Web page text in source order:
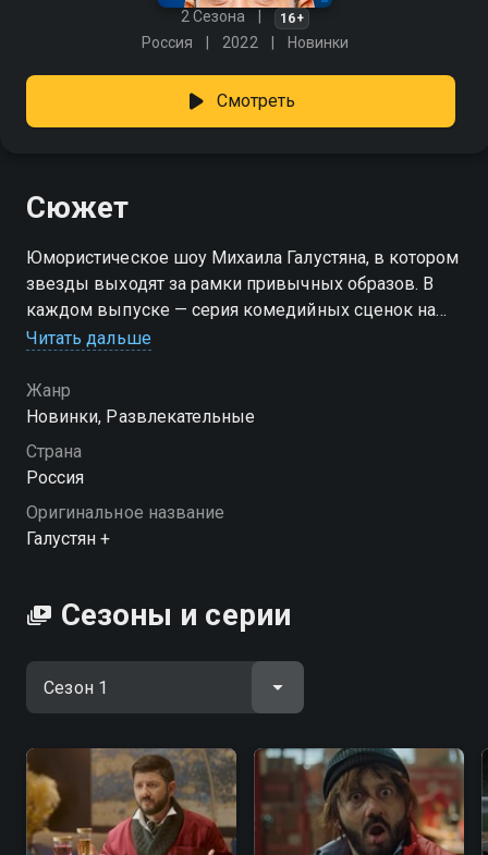
2 Сезона 16+
Россия 2022 Новинки
Смотреть
Сюжет
Юмористическое шоу Михаила Галустяна, в котором
звезды выходят за рамки привычных образов. В
каждом выпуске — серия комедийных сценок на
тему повседневных ситуаций, актуальных для
неожиданные роли или играют самих себя, но в
необычных обстоятельствах. Михаил Галустян
вместе с приглашёнными артистами создаёт
комедию на стыке сатиры и абсурда, доказывая, что
смеяться даже над сложностями жизни. «Галустян
+» — смотрите онлайн в хорошем качестве.
можете совершенно бесплатно в хорошем HD
Читать дальше
Жанр
Новинки, Развлекательные
Страна
Россия
Оригинальное название
Галустян +
Сезоны и серии